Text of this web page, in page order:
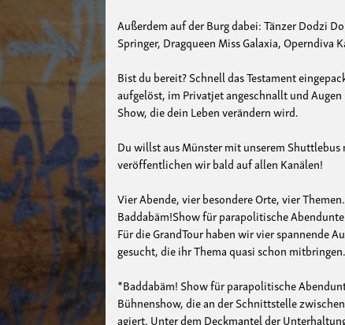
Außerdem auf der Burg dabei: Tänzer Dodzi
Springer, Dragqueen Miss Galaxia,
Bist du bereit? Schnell das Testament
aufgelöst, im Privatjet angeschnallt und
Show, die dein Leben verändern wird.
Du willst aus Münster mit unserem
veröffentlichen wir bald auf allen Kanälen!
Vier Abende, vier besondere Orte, vier
Baddabäm!Show für parapolitische
Für die GrandTour haben wir vier spannende
gesucht, die ihr Thema quasi schon
*Baddabäm! Show für parapolitische
Bühnenshow, die an der Schnittstelle
agiert. Unter dem Deckmantel der